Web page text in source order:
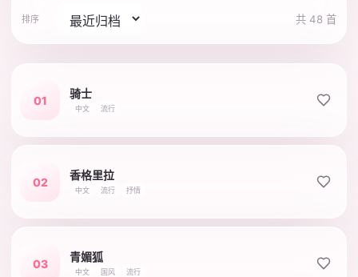
排序 共 48 首
01
骑士
中文 流行
02
香格里拉
中文 流行 抒情
03
青媚狐
中文 国风 流行